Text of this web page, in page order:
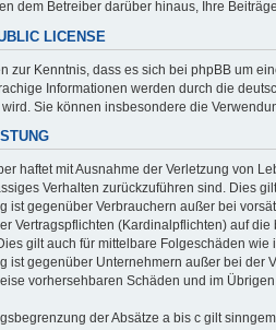
dem Betreiber darüber hinaus, Ihre
LICENSE
zur Kenntnis, dass es sich bei phpBB um
Informationen werden durch die
Sie können insbesondere die
haftet mit Ausnahme der Verletzung von
Verhalten zurückzuführen sind. Dies
ist gegenüber Verbrauchern außer bei
Vertragspflichten (Kardinalpflichten) auf
gilt auch für mittelbare Folgeschäden
ist gegenüber Unternehmern außer bei der
vorhersehbaren Schäden und im
der Absätze a bis c gilt